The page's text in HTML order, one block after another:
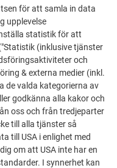
fast på
lämpar sig
på sicksack- och
för att få en plan
spånor så att inte
för att samla in data
upplevelse
statistik för att
(inklusive tjänster
och
& externa medier (inkl.
de valda kategorierna av
godkänna alla kakor och
oss och från tredjeparter
till alla tjänster så
till USA i enlighet med
om att USA inte har en
I synnerhet kan